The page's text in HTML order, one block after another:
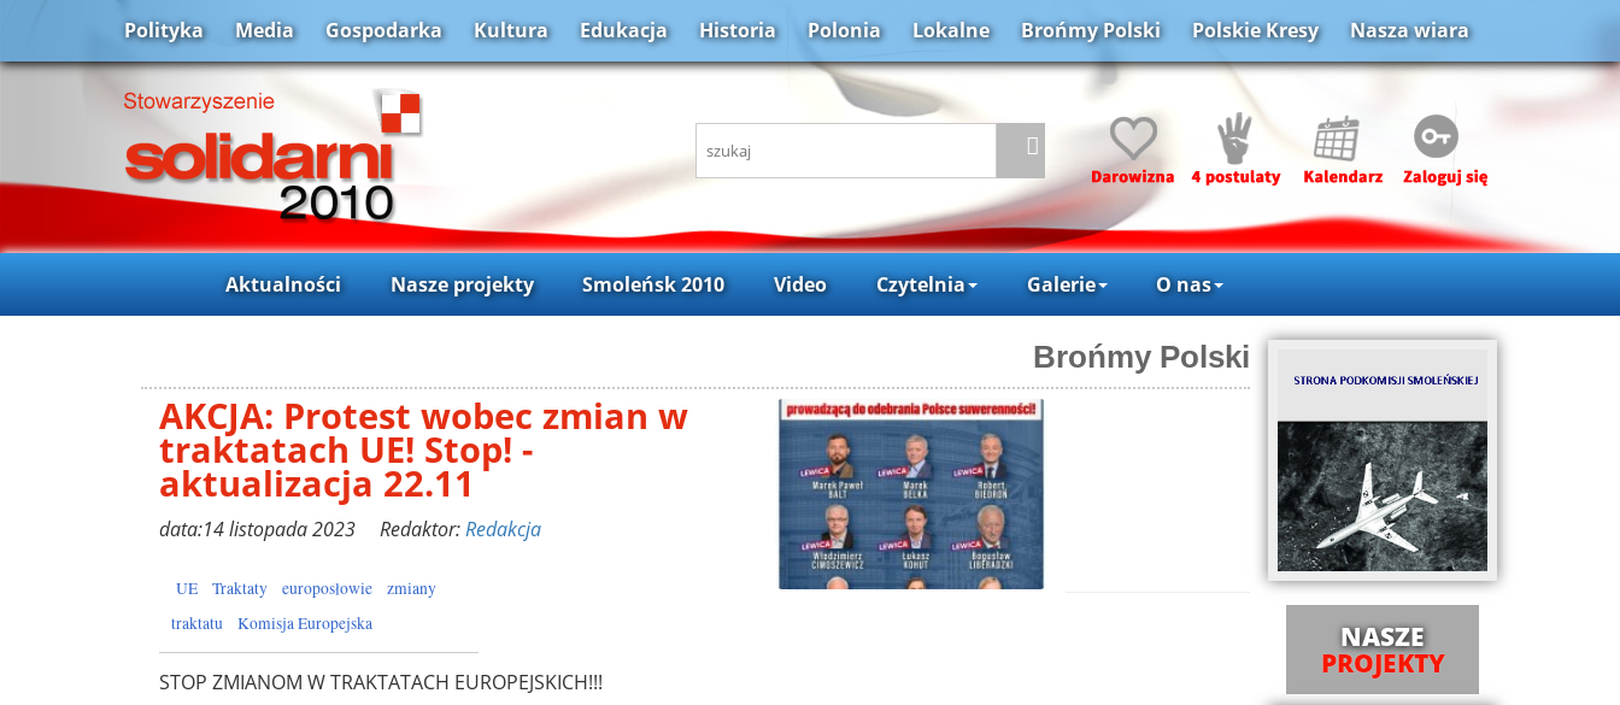
Polityka Media Gospodarka Kultura Edukacja Historia Polonia Lokalne Brońmy Polski Polskie Kresy Nasza wiara
Aktualności Nasze projekty Smoleńsk 2010 Video Czytelnia Galerie O nas
Brońmy Polski
AKCJA: Protest wobec zmian w
traktatach UE! Stop! -
aktualizacja 22.11
data:14 listopada 2023 Redaktor:Redakcja
UE Traktaty europosłowie
zmiany
traktatu
Komisja Europejska
STOP ZMIANOM W TRAKTATACH EUROPEJSKICH!!!
NASZE
PROJEKTY